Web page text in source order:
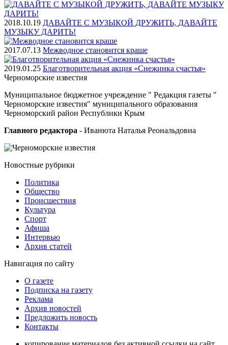
2018.10.19 ДАВАЙТЕ С МУЗЫКОЙ ДРУЖИТЬ, ДАВАЙТЕ
МУЗЫКУ ДАРИТЬ!
2017.07.13 Межводное становится краше
2019.01.25 Благотворительная акция «Снежинка счастья»
Черноморские известия
Муниципальное бюджетное учреждение " Редакция газеты "
Черноморские известия" муниципального образования
Черноморский район Республики Крым
Главного редактора - Иванюта Наталья Реональдовна
Новостные рубрики
Политика
Общество
Проиcшествия
Культура
Спорт
Афиша
Интервью
Архив статей
Навигация по сайту
О газете
Подписка на газету
Реклама
Архив новостей
Предложить новость
Контакты